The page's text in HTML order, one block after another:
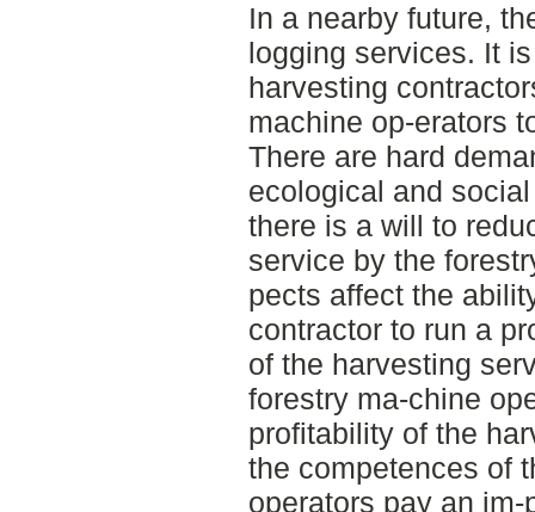
In a nearby future,
logging services. It
harvesting
machine op-erators
There are hard
ecological and
there is a will to
service by the
pects affect the
contractor to run a
of the harvesting
forestry ma-chine
profitability of the
the competences of
operators pay an